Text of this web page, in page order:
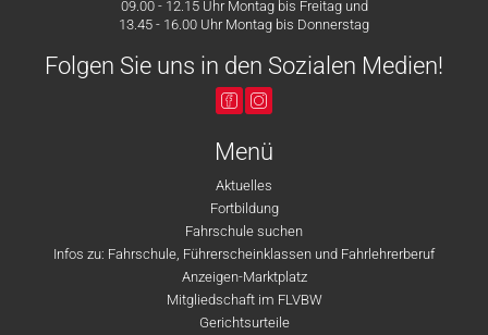
09.00 - 12.15 Uhr Montag bis Freitag und
13.45 - 16.00 Uhr Montag bis Donnerstag
Folgen Sie uns in den Sozialen Medien!
Menü
Aktuelles
Fortbildung
Fahrschule suchen
Infos zu: Fahrschule, Führerscheinklassen und Fahrlehrerberuf
Anzeigen-Marktplatz
Mitgliedschaft im FLVBW
Gerichtsurteile